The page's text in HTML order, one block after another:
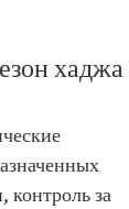
хаджа
контроль за